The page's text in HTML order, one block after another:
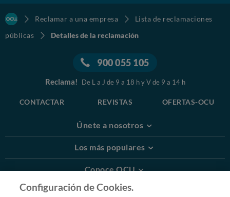
Reclamar a una empresa
Lista de reclamaciones
públicas
Detalles de la reclamación
900 055 105
Reclama! De L a J de 9 a 18 h y V de 9 a 14 h
CONTACTAR REVISTAS OFERTAS-OCU
Únete a nosotros
Los más populares
Conoce OCU
Más Información
Configuración de Cookies.